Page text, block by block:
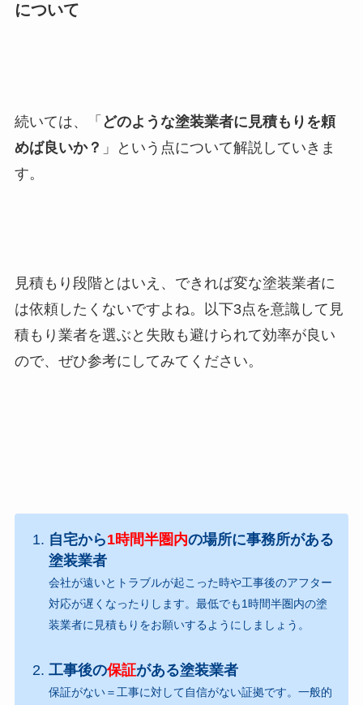
について
続いては、「 どのような塗装業者に見積もりを頼
めば良いか？ 」という点について解説していきま
す。
見積もり段階とはいえ、できれば変な塗装業者に
は依頼したくないですよね。以下3点を意識して見
積もり業者を選ぶと失敗も避けられて効率が良い
ので、ぜひ参考にしてみてください。
自宅から1時間半圏内の場所に事務所がある
塗装業者
会社が遠いとトラブルが起こった時や工事後のアフター
対応が遅くなったりします。最低でも1時間半圏内の塗
装業者に見積もりをお願いするようにしましょう。
工事後の保証がある塗装業者
保証がない＝工事に対して自信がない証拠です。一般的